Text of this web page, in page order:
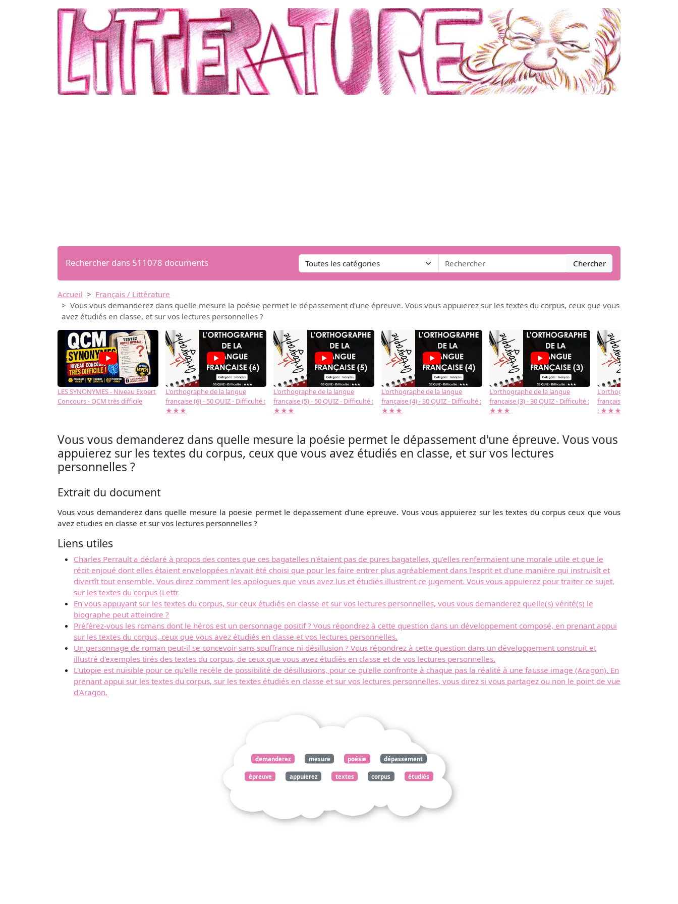
Rechercher dans 511078 documents Chercher
Accueil
Français / Littérature
Vous vous demanderez dans quelle mesure la poésie permet le dépassement d'une épreuve. Vous vous appuierez sur les textes du corpus, ceux que vous
avez étudiés en classe, et sur vos lectures personnelles ?
LES SYNONYMES - Niveau Expert
Concours - QCM très difficile
L'orthographe de la langue
française (6) - 50 QUIZ - Difficulté :
★★★
L'orthographe de la langue
française (5) - 50 QUIZ - Difficulté :
★★★
L'orthographe de la langue
française (4) - 30 QUIZ - Difficulté :
★★★
L'orthographe de la langue
française (3) - 30 QUIZ - Difficulté :
★★★
L'orthographe de la langue
française (2) -( 20 QUIZ -
: ★★★
→
Vous vous demanderez dans quelle mesure la poésie permet le dépassement d'une épreuve. Vous vous
appuierez sur les textes du corpus, ceux que vous avez étudiés en classe, et sur vos lectures
personnelles ?
Extrait du document
Vous vous demanderez dans quelle mesure la poesie permet le depassement d'une epreuve. Vous vous appuierez sur les textes du corpus ceux que vous
avez etudies en classe et sur vos lectures personnelles ?
Liens utiles
Charles Perrault a déclaré à propos des contes que ces bagatelles n'étaient pas de pures bagatelles, qu'elles renfermaient une morale utile et que le
récit enjoué dont elles étaient enveloppées n'avait été choisi que pour les faire entrer plus agréablement dans l'esprit et d'une manière qui instruisît et
divertît tout ensemble. Vous direz comment les apologues que vous avez lus et étudiés illustrent ce jugement. Vous vous appuierez pour traiter ce sujet,
sur les textes du corpus (Lettr
En vous appuyant sur les textes du corpus, sur ceux étudiés en classe et sur vos lectures personnelles, vous vous demanderez quelle(s) vérité(s) le
biographe peut atteindre ?
Préférez-vous les romans dont le héros est un personnage positif ? Vous répondrez à cette question dans un développement composé, en prenant appui
sur les textes du corpus, ceux que vous avez étudiés en classe et vos lectures personnelles.
Un personnage de roman peut-il se concevoir sans souffrance ni désillusion ? Vous répondrez à cette question dans un développement construit et
illustré d'exemples tirés des textes du corpus, de ceux que vous avez étudiés en classe et de vos lectures personnelles.
L'utopie est nuisible pour ce qu'elle recèle de possibilité de désillusions, pour ce qu'elle confronte à chaque pas la réalité à une fausse image (Aragon). En
prenant appui sur les textes du corpus, sur les textes étudiés en classe et sur vos lectures personnelles, vous direz si vous partagez ou non le point de vue
d'Aragon.
demanderez mesure poésie dépassement
épreuve appuierez textes corpus étudiés